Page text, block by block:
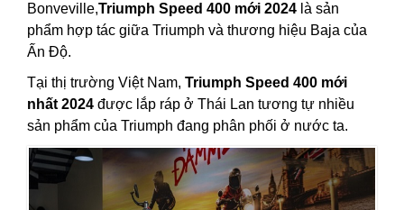
Bonveville,Triumph Speed 400 mới 2024 là sản
phẩm hợp tác giữa Triumph và thương hiệu Baja của
Ấn Độ.
Tại thị trường Việt Nam, Triumph Speed 400 mới
nhất 2024 được lắp ráp ở Thái Lan tương tự nhiều
sản phẩm của Triumph đang phân phối ở nước ta.